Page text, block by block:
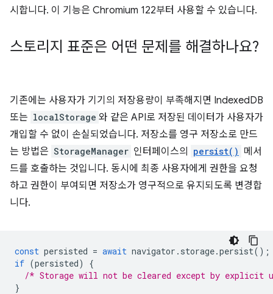
시합니다. 이 기능은 Chromium 122부터 사용할 수 있습니다.
스토리지 표준은 어떤 문제를 해결하나요?
기존에는 사용자가 기기의 저장용량이 부족해지면 IndexedDB
또는 localStorage 와 같은 API로 저장된 데이터가 사용자가
개입할 수 없이 손실되었습니다. 저장소를 영구 저장소로 만드
는 방법은 StorageManager 인터페이스의 persist() 메서
드를 호출하는 것입니다. 동시에 최종 사용자에게 권한을 요청
하고 권한이 부여되면 저장소가 영구적으로 유지되도록 변경합
니다.
const persisted = await navigator . storage.persist();
if (persisted)
{
/* Storage will not be cleared except by explicit
}